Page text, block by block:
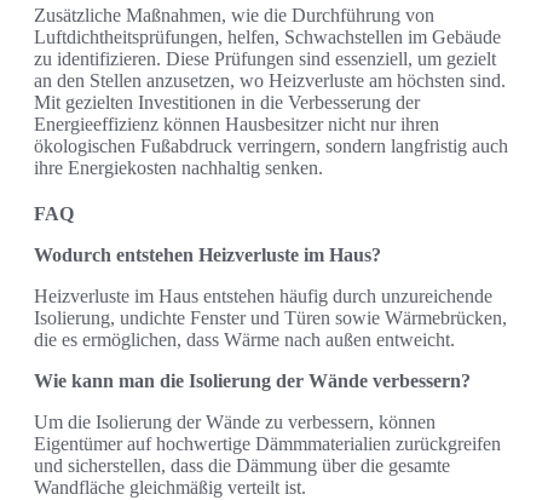
Zusätzliche Maßnahmen, wie die Durchführung von
Luftdichtheitsprüfungen, helfen, Schwachstellen im Gebäude
zu identifizieren. Diese Prüfungen sind essenziell, um gezielt
an den Stellen anzusetzen, wo Heizverluste am höchsten sind.
Mit gezielten Investitionen in die Verbesserung der
Energieeffizienz können Hausbesitzer nicht nur ihren
ökologischen Fußabdruck verringern, sondern langfristig auch
ihre Energiekosten nachhaltig senken.
FAQ
Wodurch entstehen Heizverluste im Haus?
Heizverluste im Haus entstehen häufig durch unzureichende
Isolierung, undichte Fenster und Türen sowie Wärmebrücken,
die es ermöglichen, dass Wärme nach außen entweicht.
Wie kann man die Isolierung der Wände verbessern?
Um die Isolierung der Wände zu verbessern, können
Eigentümer auf hochwertige Dämmmaterialien zurückgreifen
und sicherstellen, dass die Dämmung über die gesamte
Wandfläche gleichmäßig verteilt ist.